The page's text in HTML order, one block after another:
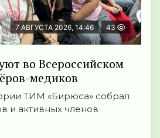
7 АВГУСТА 2026, 14:46 43
во Всероссийском
медиков
ТИМ «Бирюса» собрал
и активных членов